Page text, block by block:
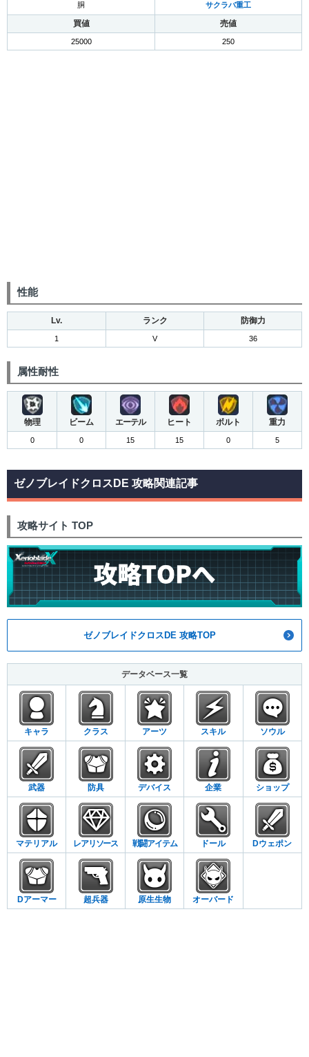
胴 サクラバ重工
買値 売値
25000 250
性能
Lv. ランク 防御力
1 V 36
属性耐性
物理 ビーム エーテル ヒート ボルト 重力
0 0 15 15 0 5
ゼノブレイドクロスDE 攻略関連記事
攻略サイト TOP
ゼノブレイドクロスDE 攻略TOP
データベース一覧
キャラ クラス アーツ スキル ソウル
武器 防具 デバイス 企業 ショップ
マテリアル レアリソース 戦闘アイテム ドール Dウェポン
Dアーマー 超兵器 原生生物 オーバード